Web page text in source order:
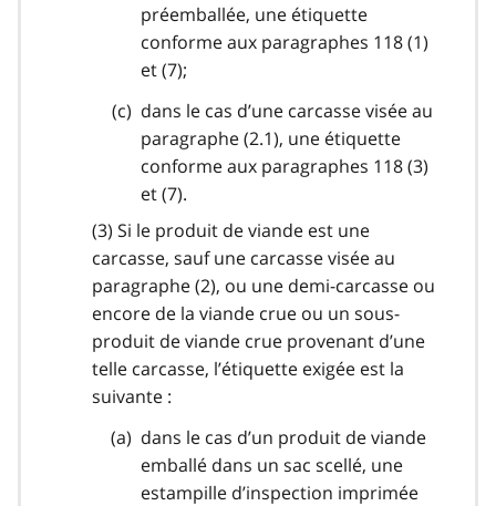
préemballée, une étiquette
conforme aux paragraphes 118 (1)
et (7);
dans le cas d’une carcasse visée au
paragraphe (2.1), une étiquette
conforme aux paragraphes 118 (3)
et (7).
(3) Si le produit de viande est une
carcasse, sauf une carcasse visée au
paragraphe (2), ou une demi-carcasse ou
encore de la viande crue ou un sous-
produit de viande crue provenant d’une
telle carcasse, l’étiquette exigée est la
suivante :
dans le cas d’un produit de viande
emballé dans un sac scellé, une
estampille d’inspection imprimée